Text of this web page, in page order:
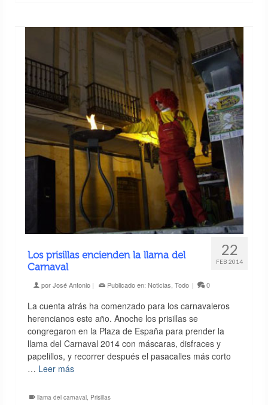
22
FEB 2014
Los prisillas encienden la llama del
Carnaval
porJosé Antonio| Publicado en: Noticias Todo | 0
La cuenta atrás ha comenzado para los carnavaleros
herencianos este año. Anoche los prisillas se
congregaron en la Plaza de España para prender la
llama del Carnaval 2014 con máscaras, disfraces y
papelillos, y recorrer después el pasacalles más corto
… Leer más
llama del carnaval, Prisillas